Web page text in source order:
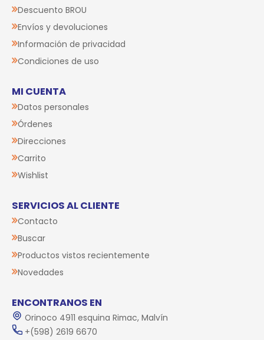
Descuento BROU
Envíos y devoluciones
Información de privacidad
Condiciones de uso
MI CUENTA
Datos personales
Órdenes
Direcciones
Carrito
Wishlist
SERVICIOS AL CLIENTE
Contacto
Buscar
Productos vistos recientemente
Novedades
ENCONTRANOS EN
Orinoco 4911 esquina Rimac, Malvín
+(598) 2619 6670